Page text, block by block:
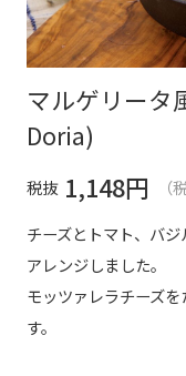
マルゲリータ
Doria)
税抜 1,148円
（
チーズとトマト、バ
アレンジしました。
モッツァレラチーズ
す。